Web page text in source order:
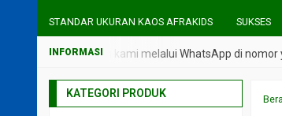
STANDAR UKURAN KAOS AFRAKIDS SUKSES
admin kami melalui WhatsApp di nomor yang
KATEGORI PRODUK